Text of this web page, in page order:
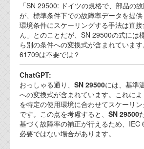
会社案内
会社概要
代表ご挨拶
オフィス
実績
ブログ
「SN 29500: ドイツの規格で、部品の
が、標準条件下での故障率データを提
環境条件にスケーリングする手法は直
ん」とのことだが、SN 29500の式には
ら別の条件への変換式が含まれていま
61709は不要では？
ChatGPT:
おっしゃる通り、 SN 29500には、基準
への変換式が含まれています。これに
を特定の使用環境に合わせてスケーリ
です。この点を考慮すると、 SN 29500
基づく故障率の補正が行えるため、IEC
必要ではない場合があります。